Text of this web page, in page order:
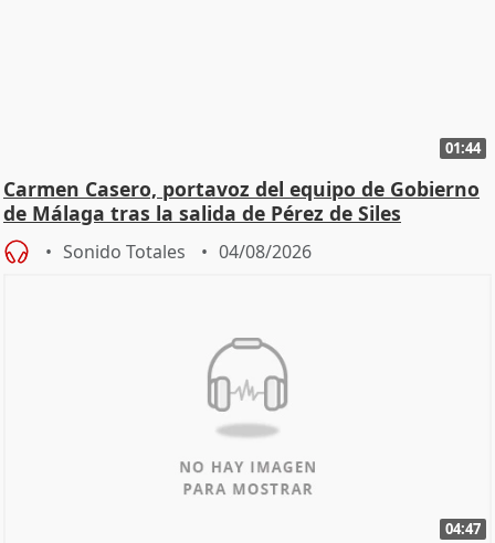
01:44
Carmen Casero, portavoz del equipo de Gobierno
de Málaga tras la salida de Pérez de Siles
Sonido Totales 04/08/2026
04:47